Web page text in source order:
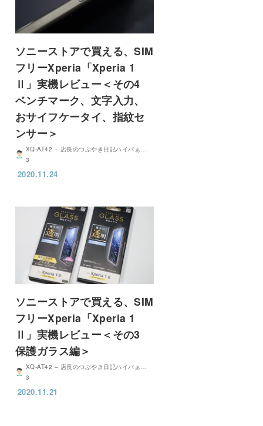
ソニーストアで買える、SIM
フリーXperia「Xperia 1
Ⅱ」実機レビュー＜その4
ベンチマーク、文字入力、
おサイフケータイ、指紋セ
ンサー＞
XQ-AT42 – 店長のつぶやき日記ハイパぁ…
3
2020.11.24
ソニーストアで買える、SIM
フリーXperia「Xperia 1
Ⅱ」実機レビュー＜その3
保護ガラス編＞
XQ-AT42 – 店長のつぶやき日記ハイパぁ…
3
2020.11.21